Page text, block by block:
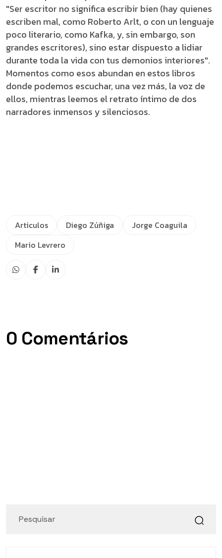
"Ser escritor no significa escribir bien (hay quienes
escriben mal, como Roberto Arlt, o con un lenguaje
poco literario, como Kafka, y, sin embargo, son
grandes escritores), sino estar dispuesto a lidiar
durante toda la vida con tus demonios interiores".
Momentos como esos abundan en estos libros
donde podemos escuchar, una vez más, la voz de
ellos, mientras leemos el retrato íntimo de dos
narradores inmensos y silenciosos.
Articulos Diego Zúñiga
Jorge Coaguila
Mario Levrero
0 Comentários